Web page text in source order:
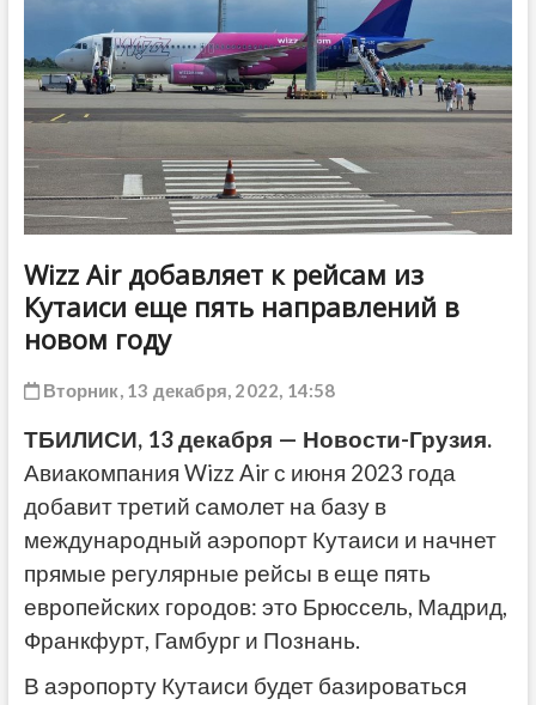
Wizz Air добавляет к рейсам из
Кутаиси еще пять направлений в
новом году
Вторник, 13 декабря, 2022, 14:58
ТБИЛИСИ, 13 декабря — Новости-Грузия.
Авиакомпания Wizz Air с июня 2023 года
добавит третий самолет на базу в
международный аэропорт Кутаиси и начнет
прямые регулярные рейсы в еще пять
европейских городов: это Брюссель, Мадрид,
Франкфурт, Гамбург и Познань.
В аэропорту Кутаиси будет базироваться